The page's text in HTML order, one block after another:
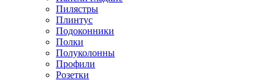
Пилястры
Плинтус
Подоконники
Полки
Полуколонны
Профили
Розетки